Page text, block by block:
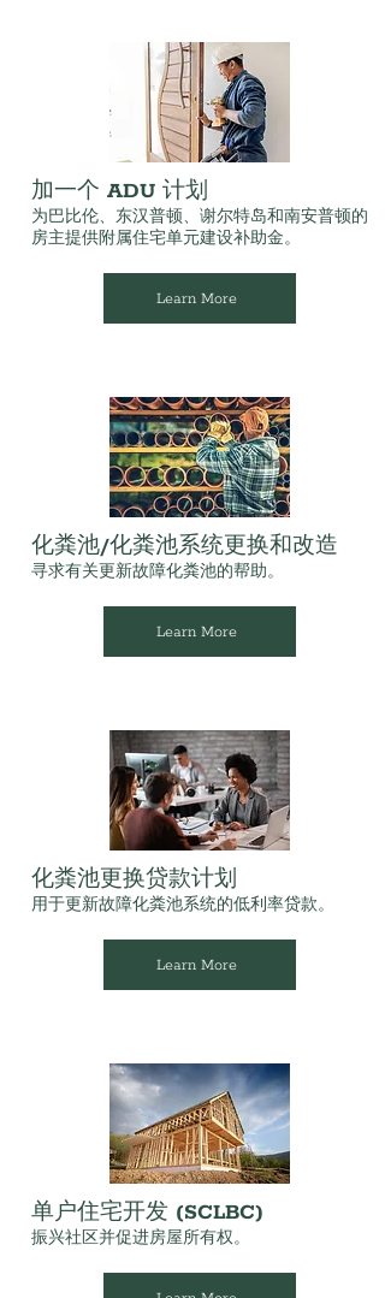
加一个 ADU 计划
为巴比伦、东汉普顿、谢尔特岛和南安普顿的
房主提供附属住宅单元建设补助金。
Learn More
化粪池/化粪池系统更换和改造
寻求有关更新故障化粪池的帮助。
Learn More
化粪池更换贷款计划
用于更新故障化粪池系统的低利率贷款。
Learn More
单户住宅开发 (SCLBC)
振兴社区并促进房屋所有权。